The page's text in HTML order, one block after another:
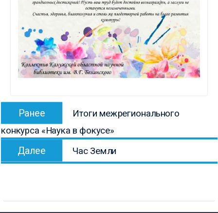
Навигация
записям
Ранее
запись:
Итоги межрегионального
конкурса «Наука в фокусе»
Далее
запись:
Час Земли